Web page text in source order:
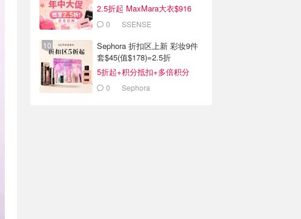
2.5折起 MaxMara大衣$916
(原$2130)
0 SSENSE
Sephora 折扣区上新 彩妆9件
套$45(值$178)=2.5折
5折起+积分抵扣+多倍积分
0 Sephora